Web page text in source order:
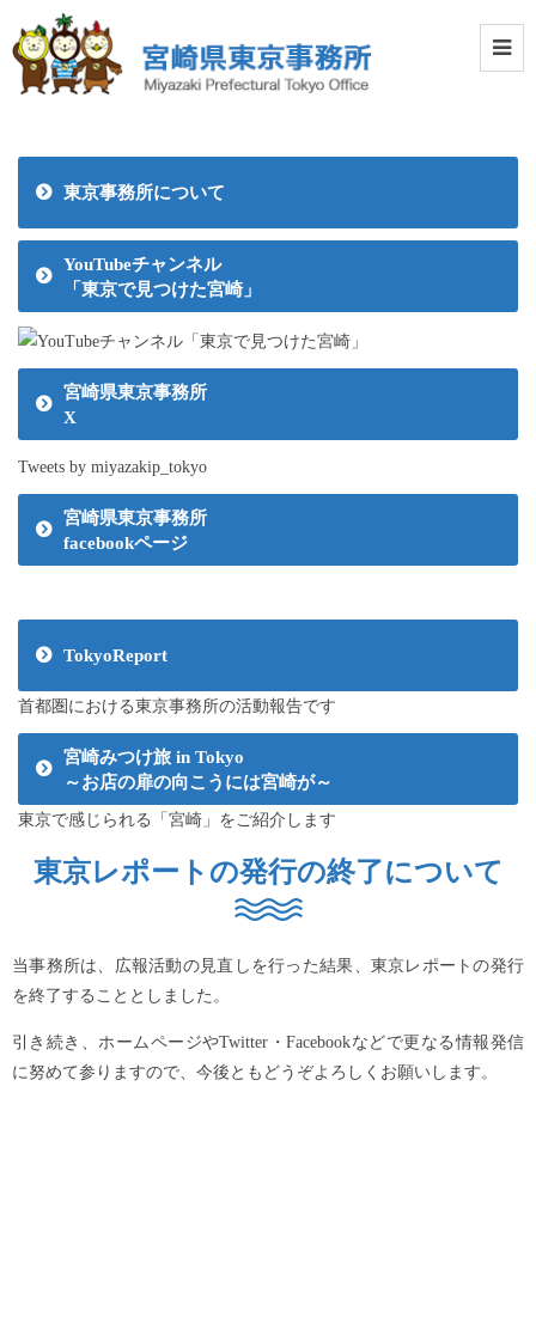
東京事務所について
YouTubeチャンネル
「東京で見つけた宮崎」
宮崎県東京事務所
X
Tweets by miyazakip_tokyo
宮崎県東京事務所
facebookページ
TokyoReport
首都圏における東京事務所の活動報告です
宮崎みつけ旅 in Tokyo
～お店の扉の向こうには宮崎が～
東京で感じられる「宮崎」をご紹介します
東京レポートの発行の終了について
当事務所は、広報活動の見直しを行った結果、東京レポートの発行
を終了することとしました。
引き続き、ホームページやTwitter・Facebookなどで更なる情報発信
に努めて参りますので、今後ともどうぞよろしくお願いします。